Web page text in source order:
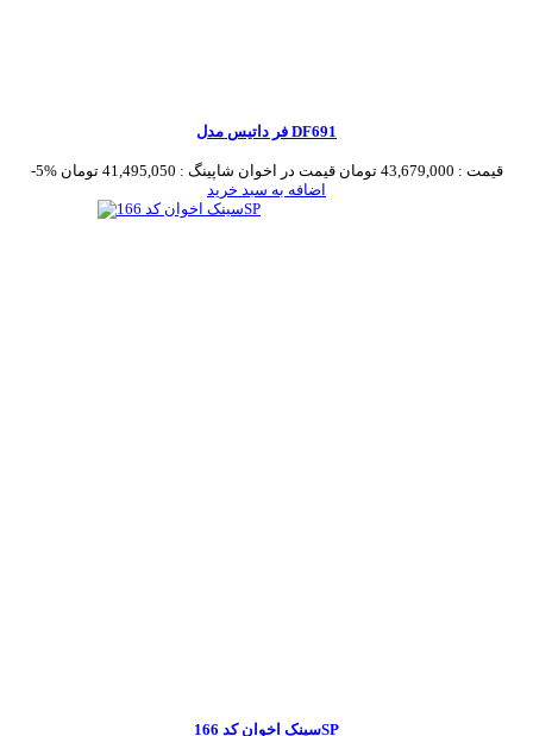
فر داتیس مدل DF691
-5% قیمت : 43,679,000 تومان قیمت در اخوان شاپینگ : 41,495,050 تومان
اضافه به سبد خرید
سینک اخوان کد 166SP